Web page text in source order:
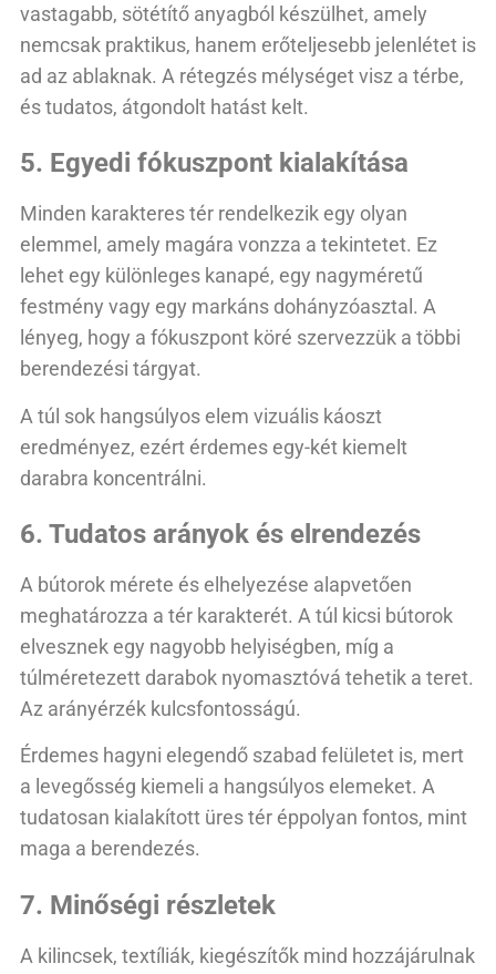
vastagabb, sötétítő anyagból készülhet, amely
nemcsak praktikus, hanem erőteljesebb jelenlétet is
ad az ablaknak. A rétegzés mélységet visz a térbe,
és tudatos, átgondolt hatást kelt.
5. Egyedi fókuszpont kialakítása
Minden karakteres tér rendelkezik egy olyan
elemmel, amely magára vonzza a tekintetet. Ez
lehet egy különleges kanapé, egy nagyméretű
festmény vagy egy markáns dohányzóasztal. A
lényeg, hogy a fókuszpont köré szervezzük a többi
berendezési tárgyat.
A túl sok hangsúlyos elem vizuális káoszt
eredményez, ezért érdemes egy-két kiemelt
darabra koncentrálni.
6. Tudatos arányok és elrendezés
A bútorok mérete és elhelyezése alapvetően
meghatározza a tér karakterét. A túl kicsi bútorok
elvesznek egy nagyobb helyiségben, míg a
túlméretezett darabok nyomasztóvá tehetik a teret.
Az arányérzék kulcsfontosságú.
Érdemes hagyni elegendő szabad felületet is, mert
a levegősség kiemeli a hangsúlyos elemeket. A
tudatosan kialakított üres tér éppolyan fontos, mint
maga a berendezés.
7. Minőségi részletek
A kilincsek, textíliák, kiegészítők mind hozzájárulnak